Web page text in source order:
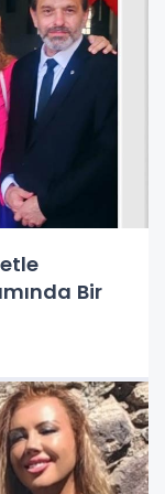
Bir